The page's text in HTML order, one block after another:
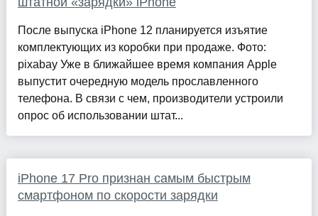
После выпуска iPhone 12 планируется изъятие
комплектующих из коробки при продаже. Фото:
pixabay Уже в ближайшее время компания Apple
выпустит очередную модель прославленного
телефона. В связи с чем, производители устроили
опрос об использовании штат...
iPhone 17 Pro признан самым быстрым
смартфоном по скорости зарядки